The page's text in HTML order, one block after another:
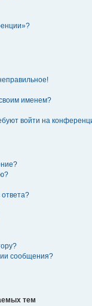
именем?
войти на
сообщения?
тем